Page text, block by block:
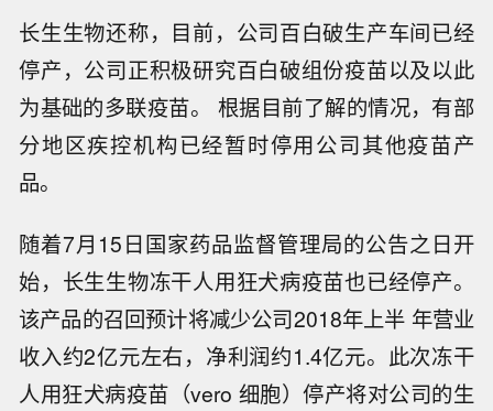
长生生物还称，目前，公司百白破生产车间已经
停产，公司正积极研究百白破组份疫苗以及以此
为基础的多联疫苗。 根据目前了解的情况，有部
分地区疾控机构已经暂时停用公司其他疫苗产
品。
随着7月15日国家药品监督管理局的公告之日开
始，长生生物冻干人用狂犬病疫苗也已经停产。
该产品的召回预计将减少公司2018年上半 年营业
收入约2亿元左右，净利润约1.4亿元。此次冻干
人用狂犬病疫苗（vero 细胞）停产将对公司的生